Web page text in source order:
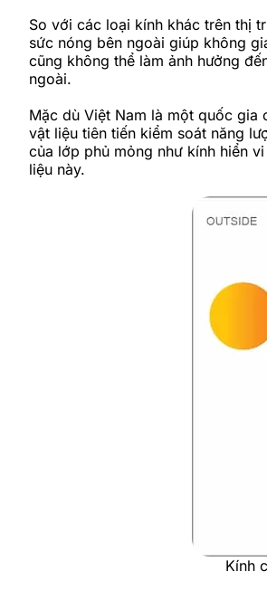
So với các loại kính khác trên thị
sức nóng bên ngoài giúp không
cũng không thể làm ảnh hưởng
ngoài.
Mặc dù Việt Nam là một quốc
vật liệu tiên tiến kiểm soát năng
của lớp phủ mỏng như kính hiển
liệu này.
Kính